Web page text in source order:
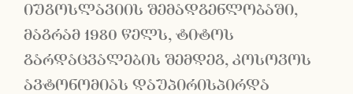
იუგოსლავიის შემადგენლობაში,
მაგრამ 1980 წელს, ტიტოს
გარდაცვალების შემდეგ, კოსოვოს
ავტონომიას დაუპირისპირდა